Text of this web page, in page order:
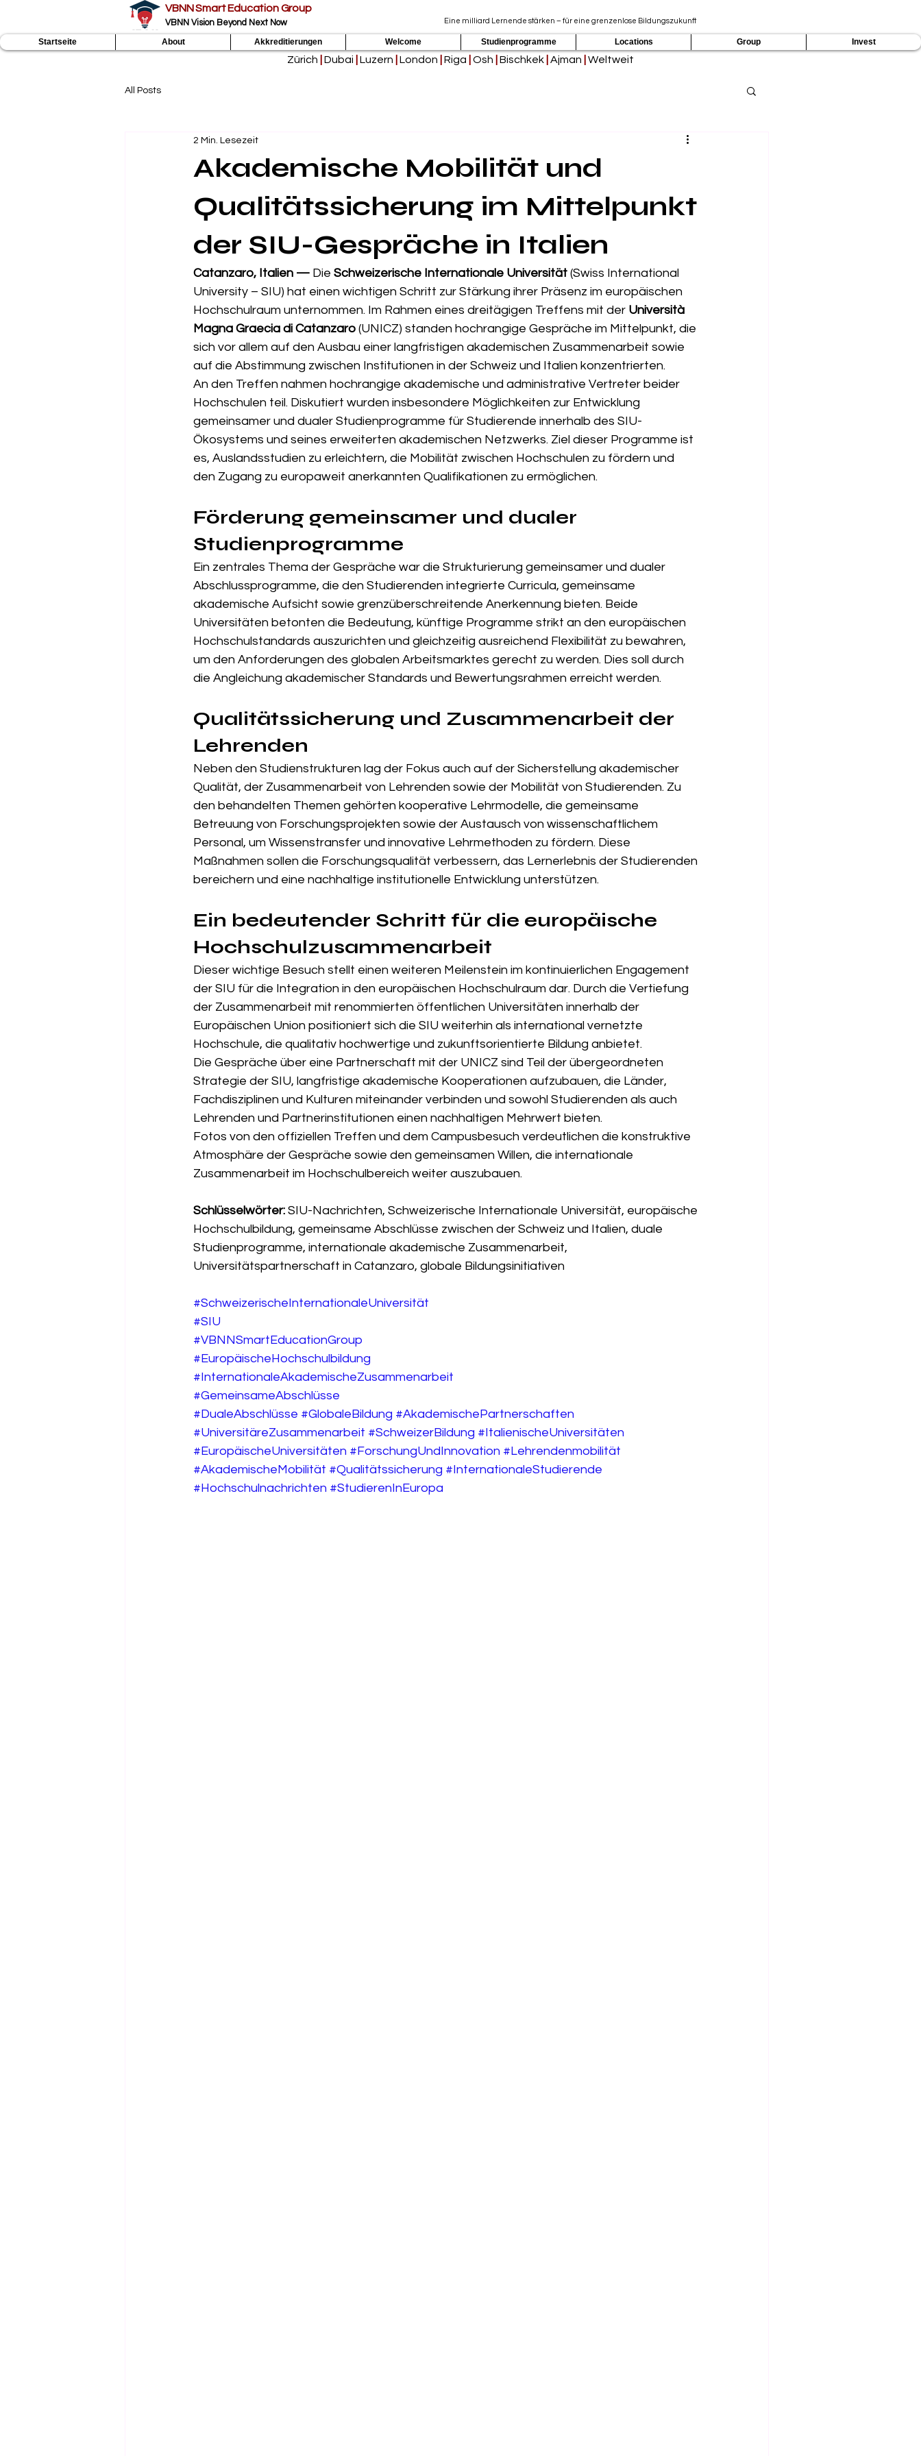
VBNN Smart Education Group
VBNN Vision Beyond Next Now Eine milliard Lernende stärken – für eine grenzenlose Bildungszukunft
Startseite About Akkreditierungen Welcome Studienprogramme Locations Group Invest
Zürich Dubai Luzern London Riga Osh Bischkek Ajman Weltweit
All Posts
Akademische Mobilität und
Qualitätssicherung im Mittelpunkt
der SIU-Gespräche in Italien
2 Min. Lesezeit
Catanzaro, Italien — Die Schweizerische Internationale Universität (Swiss International
University – SIU) hat einen wichtigen Schritt zur Stärkung ihrer Präsenz im europäischen
Hochschulraum unternommen. Im Rahmen eines dreitägigen Treffens mit der Università
Magna Graecia di Catanzaro (UNICZ) standen hochrangige Gespräche im Mittelpunkt, die
sich vor allem auf den Ausbau einer langfristigen akademischen Zusammenarbeit sowie
auf die Abstimmung zwischen Institutionen in der Schweiz und Italien konzentrierten.
An den Treffen nahmen hochrangige akademische und administrative Vertreter beider
Hochschulen teil. Diskutiert wurden insbesondere Möglichkeiten zur Entwicklung
gemeinsamer und dualer Studienprogramme für Studierende innerhalb des SIU-
Ökosystems und seines erweiterten akademischen Netzwerks. Ziel dieser Programme ist
es, Auslandsstudien zu erleichtern, die Mobilität zwischen Hochschulen zu fördern und
den Zugang zu europaweit anerkannten Qualifikationen zu ermöglichen.
Förderung gemeinsamer und dualer
Studienprogramme
Ein zentrales Thema der Gespräche war die Strukturierung gemeinsamer und dualer
Abschlussprogramme, die den Studierenden integrierte Curricula, gemeinsame
akademische Aufsicht sowie grenzüberschreitende Anerkennung bieten. Beide
Universitäten betonten die Bedeutung, künftige Programme strikt an den europäischen
Hochschulstandards auszurichten und gleichzeitig ausreichend Flexibilität zu bewahren,
um den Anforderungen des globalen Arbeitsmarktes gerecht zu werden. Dies soll durch
die Angleichung akademischer Standards und Bewertungsrahmen erreicht werden.
Qualitätssicherung und Zusammenarbeit der
Lehrenden
Neben den Studienstrukturen lag der Fokus auch auf der Sicherstellung akademischer
Qualität, der Zusammenarbeit von Lehrenden sowie der Mobilität von Studierenden. Zu
den behandelten Themen gehörten kooperative Lehrmodelle, die gemeinsame
Betreuung von Forschungsprojekten sowie der Austausch von wissenschaftlichem
Personal, um Wissenstransfer und innovative Lehrmethoden zu fördern. Diese
Maßnahmen sollen die Forschungsqualität verbessern, das Lernerlebnis der Studierenden
bereichern und eine nachhaltige institutionelle Entwicklung unterstützen.
Ein bedeutender Schritt für die europäische
Hochschulzusammenarbeit
Dieser wichtige Besuch stellt einen weiteren Meilenstein im kontinuierlichen Engagement
der SIU für die Integration in den europäischen Hochschulraum dar. Durch die Vertiefung
der Zusammenarbeit mit renommierten öffentlichen Universitäten innerhalb der
Europäischen Union positioniert sich die SIU weiterhin als international vernetzte
Hochschule, die qualitativ hochwertige und zukunftsorientierte Bildung anbietet.
Die Gespräche über eine Partnerschaft mit der UNICZ sind Teil der übergeordneten
Strategie der SIU, langfristige akademische Kooperationen aufzubauen, die Länder,
Fachdisziplinen und Kulturen miteinander verbinden und sowohl Studierenden als auch
Lehrenden und Partnerinstitutionen einen nachhaltigen Mehrwert bieten.
Fotos von den offiziellen Treffen und dem Campusbesuch verdeutlichen die konstruktive
Atmosphäre der Gespräche sowie den gemeinsamen Willen, die internationale
Zusammenarbeit im Hochschulbereich weiter auszubauen.
Schlüsselwörter: SIU-Nachrichten, Schweizerische Internationale Universität, europäische
Hochschulbildung, gemeinsame Abschlüsse zwischen der Schweiz und Italien, duale
Studienprogramme, internationale akademische Zusammenarbeit,
Universitätspartnerschaft in Catanzaro, globale Bildungsinitiativen
#SchweizerischeInternationaleUniversität
#SIU
#VBNNSmartEducationGroup
#EuropäischeHochschulbildung
#InternationaleAkademischeZusammenarbeit
#GemeinsameAbschlüsse
#DualeAbschlüsse #GlobaleBildung #AkademischePartnerschaften
#UniversitäreZusammenarbeit #SchweizerBildung #ItalienischeUniversitäten
#EuropäischeUniversitäten #ForschungUndInnovation #Lehrendenmobilität
#AkademischeMobilität #Qualitätssicherung #InternationaleStudierende
#Hochschulnachrichten #StudierenInEuropa